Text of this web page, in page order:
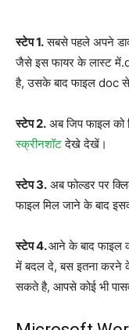
स्टेप 1.सबसे पहले अपने
जैसे इस फायर के लास्ट
है, उसके बाद फाइल doc
स्टेप 2. अब जिप फाइल को
स्क्रीनशॉटदेखे देखें।
स्टेप 3. अब फोल्डर पर
फाइल मिल जाने के बाद
स्टेप 4.आने के बाद फाइल
में बदल दे, बस इतना
सकते है, आपसे कोई भी